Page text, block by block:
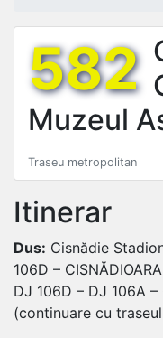
582
Muzeul
Traseu metropolitan
Itinerar
Dus: Cisnădie
106D –
DJ 106D – DJ 106A
(continuare cu